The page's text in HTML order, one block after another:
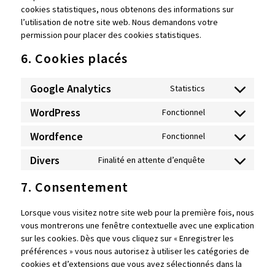
cookies statistiques, nous obtenons des informations sur
l’utilisation de notre site web. Nous demandons votre
permission pour placer des cookies statistiques.
6. Cookies placés
Google Analytics Statistics
WordPress Fonctionnel
Wordfence Fonctionnel
Divers Finalité en attente d’enquête
7. Consentement
Lorsque vous visitez notre site web pour la première fois, nous
vous montrerons une fenêtre contextuelle avec une explication
sur les cookies. Dès que vous cliquez sur « Enregistrer les
préférences » vous nous autorisez à utiliser les catégories de
cookies et d’extensions que vous avez sélectionnés dans la